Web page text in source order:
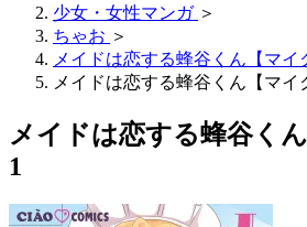
少女・女性マンガ ＞
ちゃお ＞
メイドは恋する蜂谷くん【マイ
メイドは恋する蜂谷くん【マイ
メイドは恋する蜂谷く
1